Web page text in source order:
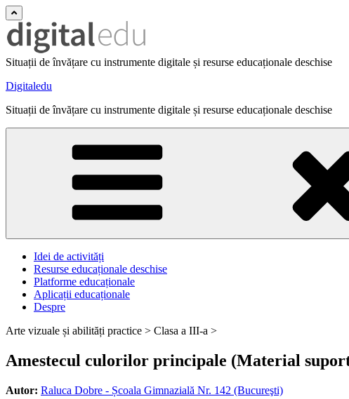
Situații de învățare cu instrumente digitale și resurse educaționale deschise
Digitaledu
Situații de învățare cu instrumente digitale și resurse educaționale deschise
Idei de activități
Resurse educaționale deschise
Platforme educaționale
Aplicații educaționale
Despre
Arte vizuale și abilități practice > Clasa a III-a >
Amestecul culorilor principale (Material
Autor: Raluca Dobre - Școala Gimnazială Nr. 142 (Bucureşti)